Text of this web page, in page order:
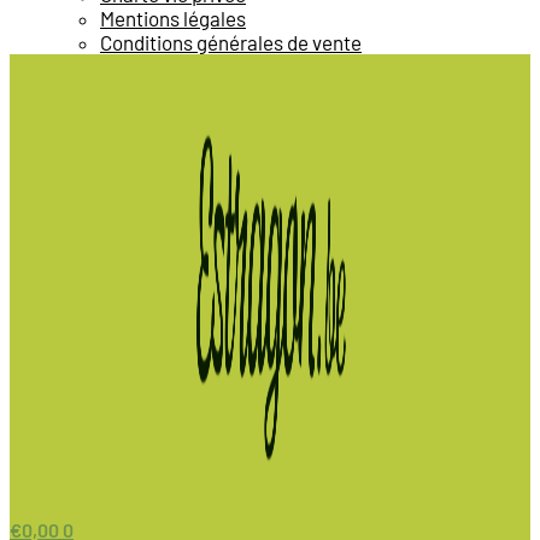
Mentions légales
Conditions générales de vente
€0,00 0